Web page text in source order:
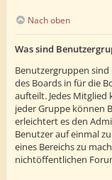
Nach oben
Was sind
Benutzergruppen
des Boards in für die
aufteilt. Jedes
jeder Gruppe können
erleichtert es den
Benutzer auf einmal
eines Bereichs zu
nichtöffentlichen